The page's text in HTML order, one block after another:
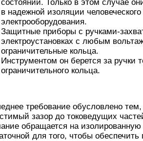
состоянии. Только в этом случае
в надежной изоляции
электрооборудования.
Защитные приборы с ручками-
электроустановках с любым
ограничительные кольца.
Инструментом он берется за ручки
ограничительного кольца.
требование обусловлено
зазор до токоведущих
обращается на
для того, чтобы